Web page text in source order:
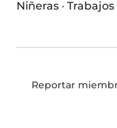
Niñeras ·
Reportar